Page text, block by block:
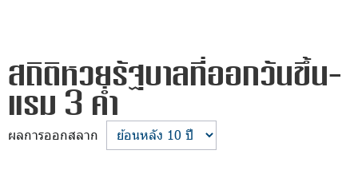
สถิติหวยรัฐบาลที่ออกวันขึ้น-
แรม 3 ค่ำ
ผลการออกสลาก